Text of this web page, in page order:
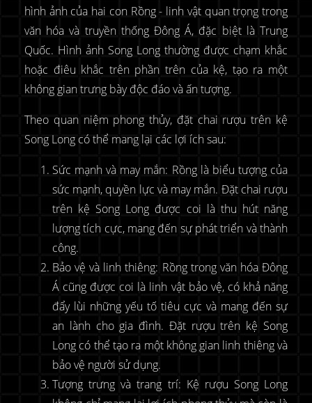
hình ảnh của hai con Rồng - linh vật quan trọng trong
văn hóa và truyền thống Đông Á, đặc biệt là Trung
Quốc. Hình ảnh Song Long thường được chạm khắc
hoặc điêu khắc trên phần trên của kệ, tạo ra một
không gian trưng bày độc đáo và ấn tượng.
Theo quan niệm phong thủy, đặt chai rượu trên kệ
Song Long có thể mang lại các lợi ích sau:
Sức mạnh và may mắn: Rồng là biểu tượng của
sức mạnh, quyền lực và may mắn. Đặt chai rượu
trên kệ Song Long được coi là thu hút năng
lượng tích cực, mang đến sự phát triển và thành
công.
Bảo vệ và linh thiêng: Rồng trong văn hóa Đông
Á cũng được coi là linh vật bảo vệ, có khả năng
đẩy lùi những yếu tố tiêu cực và mang đến sự
an lành cho gia đình. Đặt rượu trên kệ Song
Long có thể tạo ra một không gian linh thiêng và
bảo vệ người sử dụng.
Tượng trưng và trang trí: Kệ rượu Song Long